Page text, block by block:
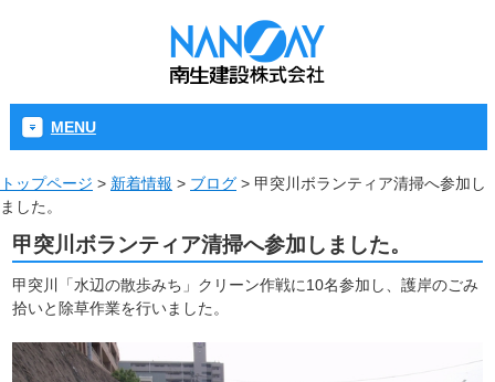
MENU
トップページ > 新着情報 > ブログ > 甲突川ボランティア清掃へ参加し
ました。
甲突川ボランティア清掃へ参加しました。
甲突川「水辺の散歩みち」クリーン作戦に10名参加し、護岸のごみ
拾いと除草作業を行いました。